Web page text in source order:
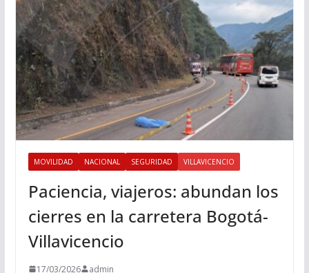
MOVILIDAD NACIONAL SEGURIDAD VILLAVICENCIO
Paciencia, viajeros: abundan los
cierres en la carretera Bogotá-
Villavicencio
17/03/2026 admin